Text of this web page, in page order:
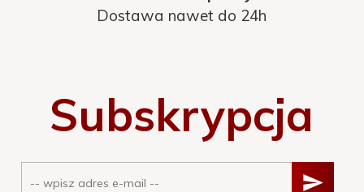
Dostawa nawet do 24h
Subskrypcja